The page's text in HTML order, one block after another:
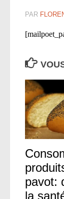
PAR
pavot:
la